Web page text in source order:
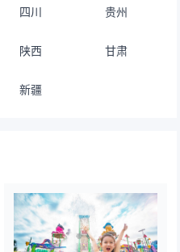
四川 贵州
陕西 甘肃
新疆